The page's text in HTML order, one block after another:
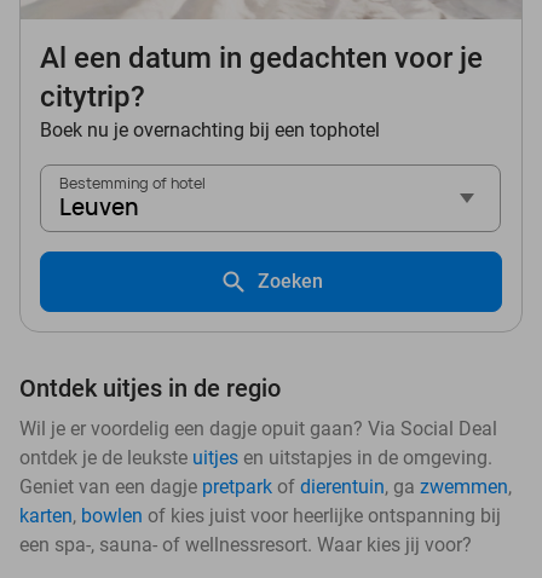
Al een datum in gedachten voor je
citytrip?
Boek nu je overnachting bij een tophotel
Bestemming of hotel
Leuven
Zoeken
Ontdek uitjes in de regio
Wil je er voordelig een dagje opuit gaan? Via Social Deal
ontdek je de leukste uitjes en uitstapjes in de omgeving.
Geniet van een dagje pretpark of dierentuin, ga zwemmen,
karten, bowlen of kies juist voor heerlijke ontspanning bij
een spa-, sauna- of wellnessresort. Waar kies jij voor?